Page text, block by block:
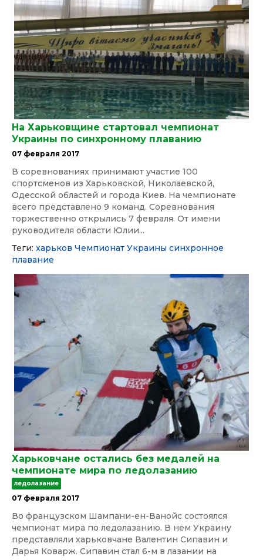
На Харьковщине стартовал чемпионат
Украины по синхронному плаванию
07 февраля 2017
В соревнованиях принимают участие 100
спортсменов из Харьковской, Николаевской,
Одесской областей и города Киев. На чемпионате
всего представлено 9 команд. Соревнования
торжественно открылись 7 февраля. От имени
руководителя области Юлии...
Теги: харьков Чемпионат Украины синхронное
плавание
Харьковчане остались без медалей на
чемпионате мира по ледолазанию
ледолазание
07 февраля 2017
Во французском Шампани-ен-Ванойс состоялся
чемпионат мира по ледолазанию. В нем Украину
представляли харьковчане Валентин Сипавин и
Дарья Коварж. Сипавин стал 6-м в лазании на